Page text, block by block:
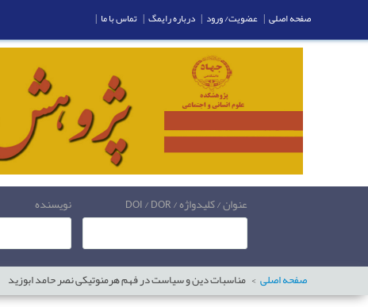
عنوان / کلیدواژه / DOI / DOR نویسنده
صفحه اصلی مناسبات دین و سیاست در فهم هرمنوتیکی نصر حامد ابوزید
صفحه اصلی | عضویت/ ورود | درباره رایمگ | تماس با ما |